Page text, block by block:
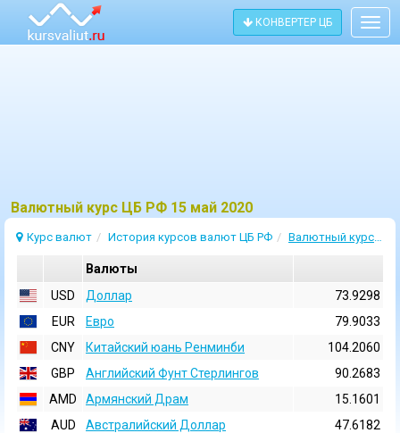
КОНВЕРТЕР ЦБ
Bалютный курс ЦБ РФ 15 май 2020
Курс валют История курсов валют ЦБ РФ Валютный курс 15 Май 2020
Валюты
USD
Доллар
73.9298
EUR
Евро
79.9033
CNY
Китайский юань Ренминби
104.2060
GBP
Английский Фунт Стерлингов
90.2683
AMD
Армянский Драм
15.1601
AUD
Австралийский Доллар
47.6182